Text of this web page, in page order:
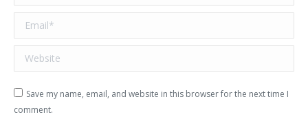
Email *
Website
Save my name, email, and website in this browser for the next time I
comment.